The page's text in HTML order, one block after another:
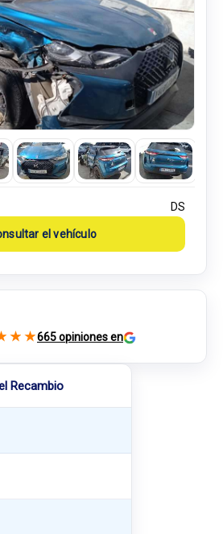
Recambio
DS
el vehículo
★ ★665 opiniones en